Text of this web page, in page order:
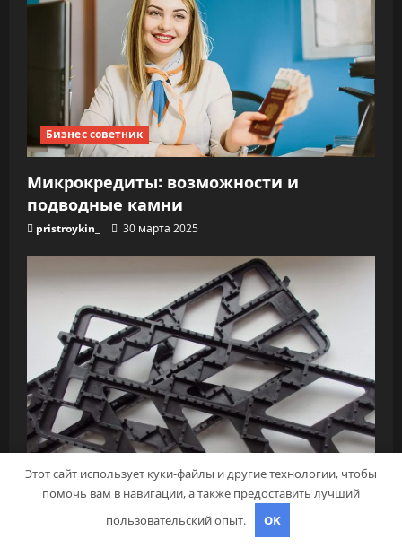
Бизнес советник
Микрокредиты: возможности и
подводные камни
pristroykin_ 30 марта 2025
Гараж и авто
Этот сайт использует куки-файлы и другие технологии, чтобы
помочь вам в навигации, а также предоставить лучший
пользовательский опыт.
OK